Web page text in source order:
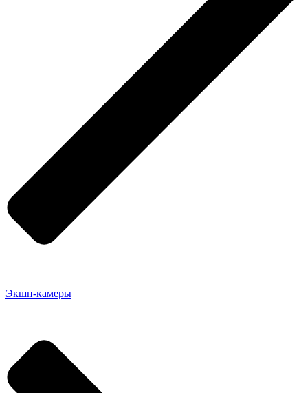
Экшн-камеры